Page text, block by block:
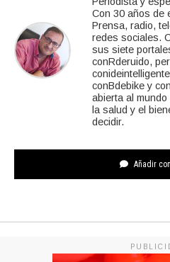
Con 30 años de
Prensa, radio,
redes sociales.
sus siete
conRderuido,
conBdebike y
abierta al
la salud y el
decidir.
Añadir